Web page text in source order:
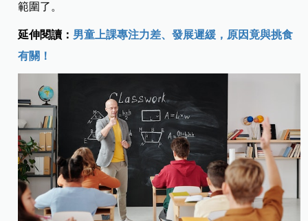
範圍了。
延伸閱讀： 男童上課專注力差、發展遲緩，原因竟與挑食
有關！